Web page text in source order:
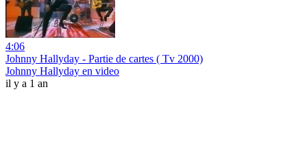
4:06
Johnny Hallyday - Partie de cartes ( Tv 2000)
Johnny Hallyday en video
il y a 1 an